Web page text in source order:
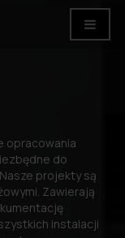
opracowania
do
projekty są
Zawierają
instalacji